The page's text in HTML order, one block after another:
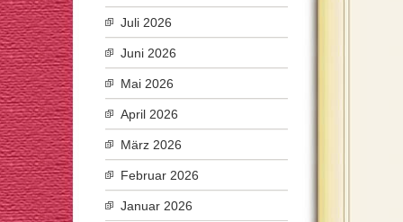
Juli 2026
Juni 2026
Mai 2026
April 2026
März 2026
Februar 2026
Januar 2026